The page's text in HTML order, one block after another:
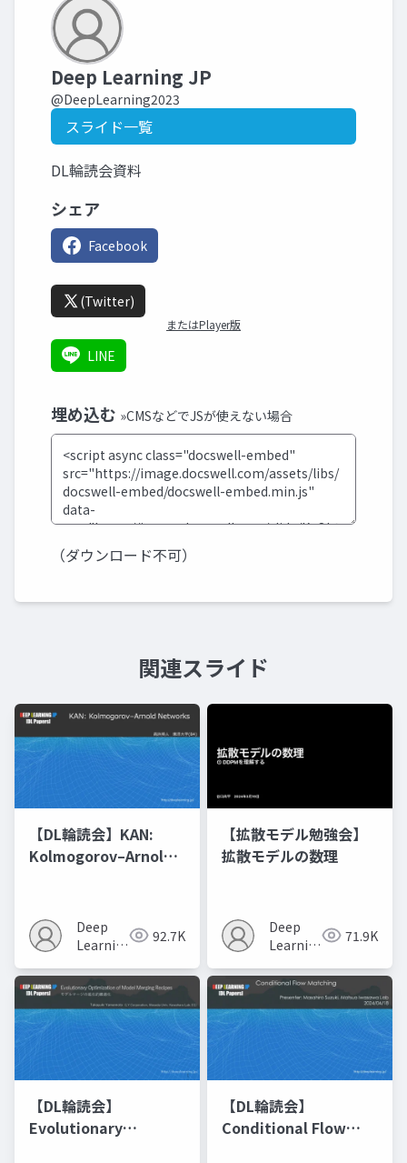
Deep Learning JP
@DeepLearning2023
スライド一覧
DL輪読会資料
シェア
Facebook
(Twitter)
またはPlayer版
LINE
埋め込む »CMSなどでJSが使えない場合
（ダウンロード不可）
関連スライド
【DL輪読会】KAN:
Kolmogorov–Arnold
Deep
Learning
92.7K
【拡散モデル勉強会】
拡散モデルの数理
Deep
Learning
71.9K
【DL輪読会】
Evolutionary
【DL輪読会】
Conditional Flow